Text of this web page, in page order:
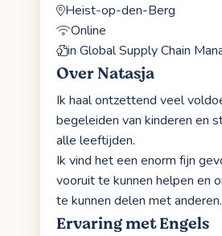
Heist-op-den-Berg
Online
in Global Supply Chain
Over Natasja
Ik haal ontzettend veel
begeleiden van kinderen en
alle leeftijden.
Ik vind het een enorm fijn
vooruit te kunnen helpen en
te kunnen delen met anderen.
Ervaring met Engels